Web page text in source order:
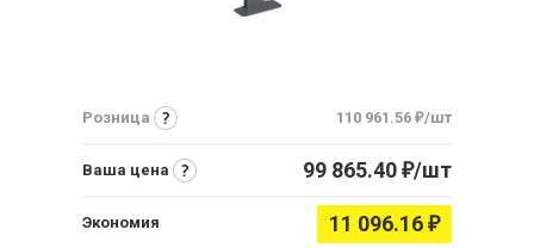
Розница 110 961.56 ₽/шт
Ваша цена 99 865.40 ₽/шт
Экономия 11 096.16 ₽